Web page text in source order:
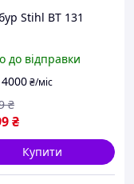
Stihl BT 131
до відправки
4000₴/міс
₴
₴
Купити